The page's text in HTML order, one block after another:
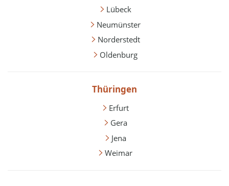
Lübeck
Neumünster
Norderstedt
Oldenburg
Thüringen
Erfurt
Gera
Jena
Weimar